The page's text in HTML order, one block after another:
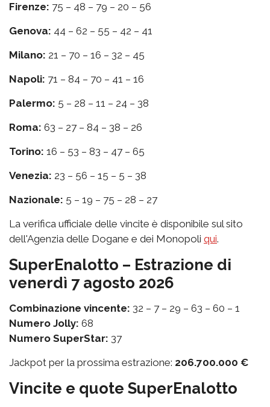
Firenze: 75 – 48 – 79 – 20 – 56
Genova: 44 – 62 – 55 – 42 – 41
Milano: 21 – 70 – 16 – 32 – 45
Napoli: 71 – 84 – 70 – 41 – 16
Palermo: 5 – 28 – 11 – 24 – 38
Roma: 63 – 27 – 84 – 38 – 26
Torino: 16 – 53 – 83 – 47 – 65
Venezia: 23 – 56 – 15 – 5 – 38
Nazionale: 5 – 19 – 75 – 28 – 27
La verifica ufficiale delle vincite è disponibile sul sito
dell'Agenzia delle Dogane e dei Monopoli qui.
SuperEnalotto – Estrazione di
venerdì 7 agosto 2026
Combinazione vincente: 32 – 7 – 29 – 63 – 60 – 1
Numero Jolly: 68
Numero SuperStar: 37
Jackpot per la prossima estrazione: 206.700.000 €
Vincite e quote SuperEnalotto